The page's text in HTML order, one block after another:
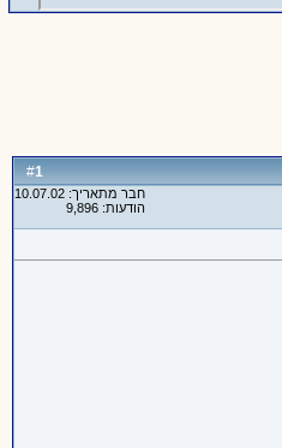
#
1
חבר מתאריך: 10.07.02
הודעות: 9,896